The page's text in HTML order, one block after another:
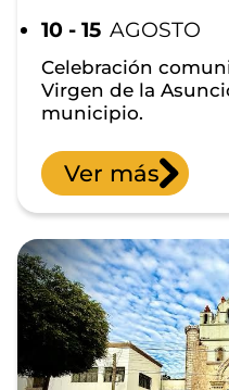
10 - 15 AGOSTO
Celebración
Virgen de la
municipio.
Ver más